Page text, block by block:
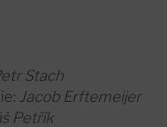
Stach
Jacob Erftemeijer
Petřík